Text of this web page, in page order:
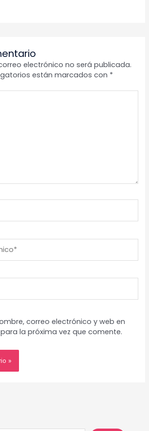
electrónico no será publicada.
están marcados con *
correo electrónico y web en
la próxima vez que comente.